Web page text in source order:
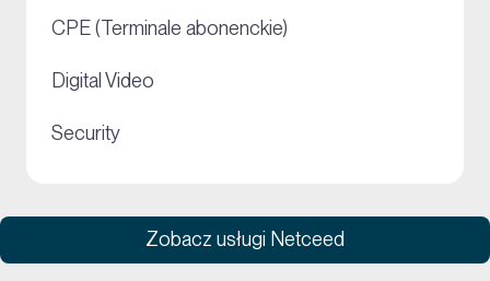
CPE (Terminale abonenckie)
Digital Video
Security
Zobacz usługi Netceed